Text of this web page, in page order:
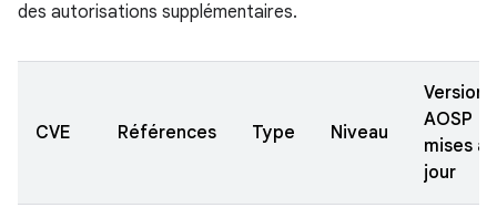
des autorisations supplémentaires.
CVE Références Type Niveau
Versions
AOSP
mises à
jour